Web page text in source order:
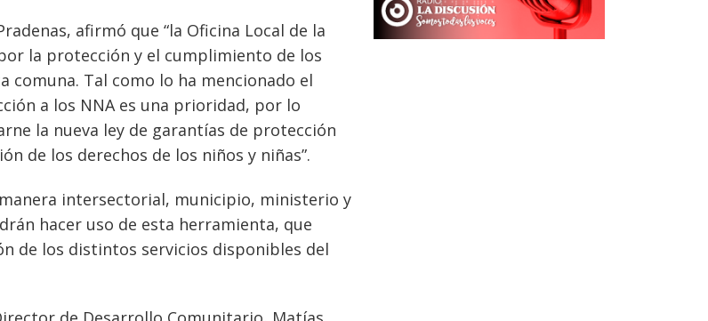
afirmó que “la Oficina Local de la
la protección y el cumplimiento de los
comuna. Tal como lo ha mencionado el
a los NNA es una prioridad, por lo
la nueva ley de garantías de protección
de los derechos de los niños y niñas”.
intersectorial, municipio, ministerio y
hacer uso de esta herramienta, que
de los distintos servicios disponibles del